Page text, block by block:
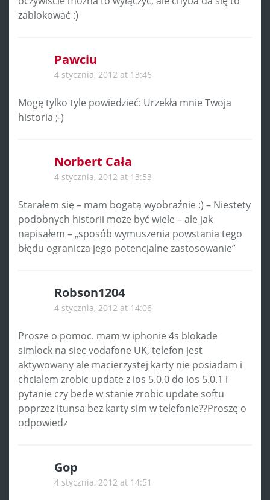
zablokować :)
Pawciu
4 stycznia, 2012 at 13:46
Mogę tylko tyle powiedzieć: Urzekła mnie Twoja
historia ;-)
Norbert Cała
4 stycznia, 2012 at 13:53
Starałem się – mam bogatą wyobraźnie :) – Niestety
podobnych historii może być wiele – ale jak
napisałem – „sposób wymuszenia powstania tego
błędu ogranicza jego potencjalne zastosowanie”
Robson1204
4 stycznia, 2012 at 14:06
Prosze o pomoc. mam w iphonie 4s blokade
simlock na siec vodafone UK, telefon jest
aktywowany ale macierzystej karty nie posiadam i
chcialem zrobic update z ios 5.0.0 do ios 5.0.1 i
pytanie czy bede w stanie zrobic update softu
poprzez itunsa bez karty sim w telefonie??Proszę o
odpowiedz
Gop
4 stycznia, 2012 at 14:51